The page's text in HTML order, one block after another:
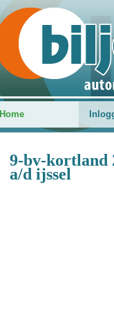
Home
9-bv-kortland
a/d ijssel